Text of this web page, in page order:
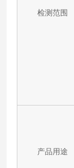
检测范围
产品用途